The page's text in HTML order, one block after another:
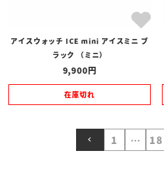
アイスウォッチ ICE mini アイスミニ ブ
ラック （ミニ）
9,900
在庫切れ
1 … 18